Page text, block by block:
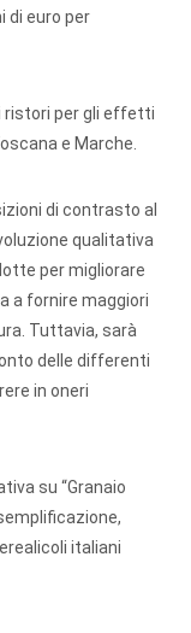
di euro per
ristori per gli effetti
e Marche.
di contrasto al
qualitativa
per migliorare
a fornire maggiori
Tuttavia, sarà
delle differenti
in oneri
su “Granaio
italiani